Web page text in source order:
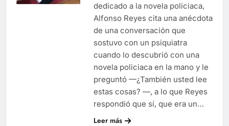
dedicado a la novela policiaca,
Alfonso Reyes cita una anécdota
de una conversación que
sostuvo con un psiquiatra
cuando lo descubrió con una
novela policiaca en la mano y le
preguntó —¿También usted lee
estas cosas? —, a lo que Reyes
respondió que sí, que era un…
Leer más